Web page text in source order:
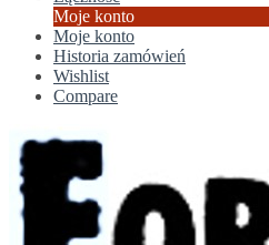
Moje konto
Moje konto
Historia zamówień
Wishlist
Compare